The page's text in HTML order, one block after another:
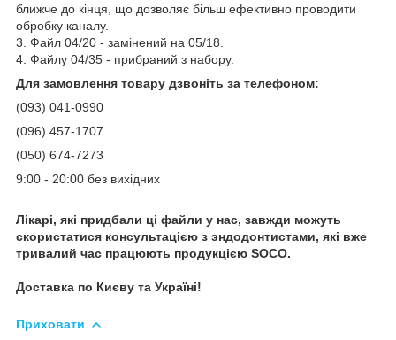
ближче до кінця, що дозволяє більш ефективно проводити
обробку каналу.
3. Файл 04/20 - замінений на 05/18.
4. Файлу 04/35 - прибраний з набору.
Для замовлення товару дзвоніть за телефоном:
(093) 041-0990
(096) 457-1707
(050) 674-7273
9:00 - 20:00 без вихідних
Лікарі, які придбали ці файли у нас, завжди можуть
скористатися консультацією з эндодонтистами, які вже
тривалий час працюють продукцією SOCO.
Доставка по Києву та Україні!
Приховати